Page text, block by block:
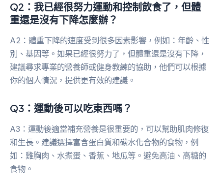
Q2：我已經很努力運動和控制飲食了，但體
重還是沒有下降怎麼辦？
A2：體重下降的速度受到很多因素影響，例如：年齡、性
別、基因等。如果已經很努力了，但體重還是沒有下降，
建議尋求專業的營養師或健身教練的協助，他們可以根據
你的個人情況，提供更有效的建議。
Q3：運動後可以吃東西嗎？
A3：運動後適當補充營養是很重要的，可以幫助肌肉修復
和生長。建議選擇富含蛋白質和碳水化合物的食物，例
如：雞胸肉、水煮蛋、香蕉、地瓜等。避免高油、高糖的
食物。